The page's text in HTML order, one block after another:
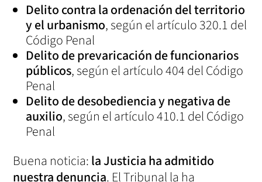
Delito contra la ordenación del territorio
y el urbanismo, según el artículo 320.1 del
Código Penal
Delito de prevaricación de funcionarios
públicos, según el artículo 404 del Código
Penal
Delito de desobediencia y negativa de
auxilio, según el artículo 410.1 del Código
Penal
Buena noticia:la Justicia ha admitido
nuestra denuncia. El Tribunal la ha